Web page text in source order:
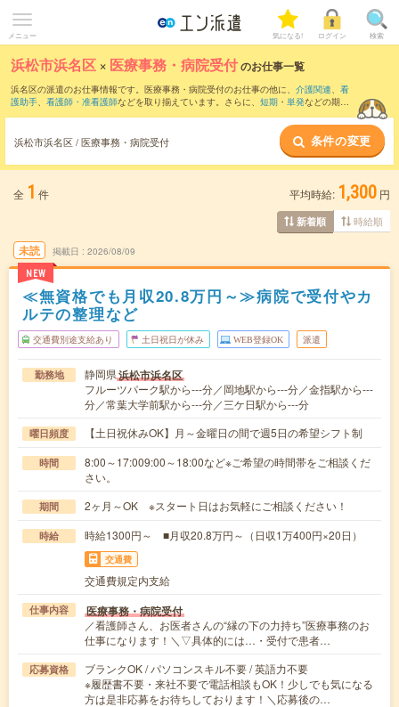
メニュー 気になる! ログイン 検索
浜松市浜名区 × 医療事務・病院受付のお仕事一覧
浜名区の派遣のお仕事情報です。医療事務・病院受付のお仕事の他に、 介護関連、 看
護助手、 看護師・准看護師などを取り揃えています。さらに、 短期 ・ 単発などの期間
浜松市浜名区 / 医療事務・病院受付 条件の変更
全 1 件 平均時給: 1,300 円
新着順 時給順
未読
NEW
掲載日 2026/08/09
≪無資格でも月収20.8万円～≫病院で受付やカ
ルテの整理など
交通費別途支給あり 土日祝日が休み WEB登録OK 派遣
勤務地 静岡県浜松市浜名区
フルーツパーク駅から---分／岡地駅から---分／金指駅から---
分／常葉大学前駅から---分／三ケ日駅から---分
曜日頻度 【土日祝休みOK】月～金曜日の間で週5日の希望シフト制
時間
8:00～17:009:00～18:00など※ご希望の時間帯をご相談くだ
さい。
期間 2ヶ月～OK ※スタート日はお気軽にご相談ください！
時給 時給1300円～ ■月収20.8万円～（日収1万400円×20日）
交通費
交通費規定内支給
仕事内容 医療事務・病院受付
／看護師さん、お医者さんの“縁の下の力持ち”医療事務のお
仕事になります！＼▽具体的には…・受付で患者…
応募資格
ブランクOK / パソコンスキル不要 / 英語力不要
※履歴書不要・来社不要で電話相談もOK！少しでも気になる
方は是非応募をお待ちしております！＼応募後の…